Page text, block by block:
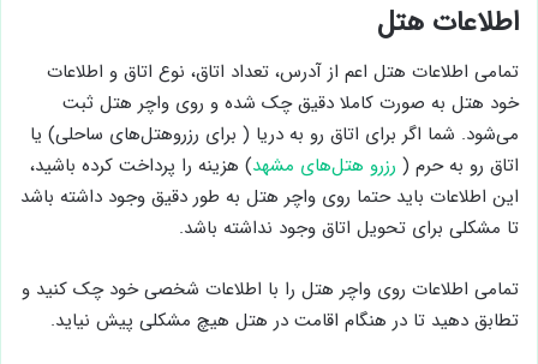
اطلاعات هتل
تمامی اطلاعات هتل اعم از آدرس، تعداد اتاق، نوع اتاق و اطلاعات
خود هتل به صورت کاملا دقیق چک شده و روی واچر هتل ثبت
می‌شود. شما اگر برای اتاق رو به دریا ( برای رزرو‌هتل‌های ساحلی) یا
اتاق رو به حرم ( رزرو هتل‌های مشهد) هزینه را پرداخت کرده باشید،
این اطلاعات باید حتما روی واچر هتل به طور دقیق وجود داشته باشد
تا مشکلی برای تحویل اتاق وجود نداشته باشد.
تمامی اطلاعات روی واچر هتل را با اطلاعات شخصی خود چک کنید و
تطابق دهید تا در هنگام اقامت در هتل هیچ مشکلی پیش نیاید.